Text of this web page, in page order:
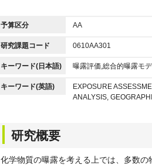
予算区分 AA
研究課題コード 0610AA301
キーワード(日本語) 曝露評価,総合的曝露モ
キーワード(英語)
EXPOSURE
ANALYSIS,
研究概要
化学物質の曝露を考える上では、多数